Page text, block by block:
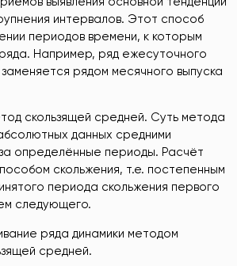
интервалов. Этот способ
периодов времени, к которым
Например, ряд ежесуточного
рядом месячного выпуска
скользящей средней. Суть метода
данных средними
определённые периоды. Расчёт
скольжения, т.е. постепенным
периода скольжения первого
следующего.
ряда динамики методом
средней.